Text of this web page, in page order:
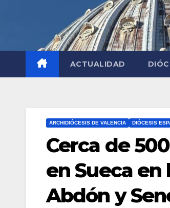
ACTUALIDAD
ARCHIDIÓCESIS DE VALENCIA DIÓCESIS
Cerca de
en Sueca
Abdón y